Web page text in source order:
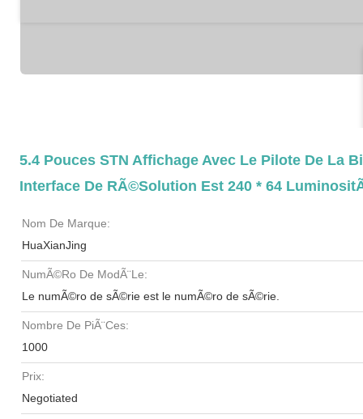
5.4 Pouces STN Affichage Avec Le Pilote De La
Interface De RÃ©solution Est 240 * 64
Nom De Marque:
HuaXianJing
NumÃ©ro De ModÃ¨le:
Le numÃ©ro de sÃ©rie est le numÃ©ro de sÃ©rie.
Nombre De PiÃ¨ces:
1000
Prix:
Negotiated